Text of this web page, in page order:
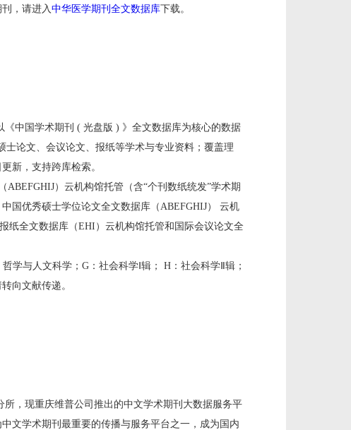
，请进入中华医学期刊全文数据库下载。
中国学术期刊 ( 光盘版 ) 》全文数据库为核心的数据
论文、会议论文、报纸等学术与专业资料；覆盖理
新，支持跨库检索。
）云机构馆托管（含“个刊数纸统发”学术期
国优秀硕士学位论文全文数据库（ABEFGHIJ） 云机
纸全文数据库（EHI）云机构馆托管和国际会议论文全
学与人文科学；G：社会科学Ⅰ辑； H：社会科学Ⅱ辑；
向文献传递。
，现重庆维普公司推出的中文学术期刊大数据服务平
中文学术期刊最重要的传播与服务平台之一，成为国内